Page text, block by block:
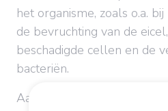
het organisme, zoals o.a.
de bevruchting van de
beschadigde cellen en de
bacteriën.
Aangezien alles in de